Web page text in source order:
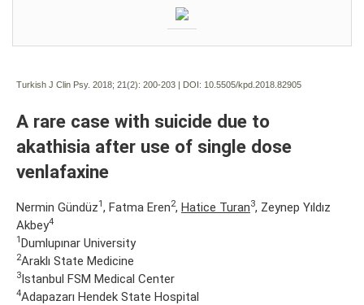
Turkish J Clin Psy. 2018; 21(2): 200-203 | DOI: 10.5505/kpd.2018.82905
A rare case with suicide due to
akathisia after use of single dose
venlafaxine
Nermin Gündüz1, Fatma Eren2, Hatice Turan3, Zeynep Yıldız
Akbey4
1Dumlupınar University
2Araklı State Medicine
3Istanbul FSM Medical Center
4Adapazarı Hendek State Hospital